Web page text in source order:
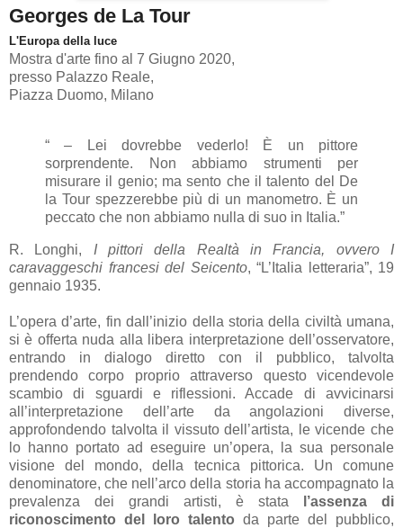
Georges de La Tour
L'Europa della luce
Mostra d'arte fino al 7 Giugno 2020,
presso Palazzo Reale,
Piazza Duomo, Milano
“ – Lei dovrebbe vederlo! È un pittore
sorprendente. Non abbiamo strumenti per
misurare il genio; ma sento che il talento del De
la Tour spezzerebbe più di un manometro. È un
peccato che non abbiamo nulla di suo in Italia.”
R. Longhi, I pittori della Realtà in Francia, ovvero I
caravaggeschi francesi del Seicento, “L’Italia letteraria”, 19
gennaio 1935.
L’opera d’arte, fin dall’inizio della storia della civiltà umana,
si è offerta nuda alla libera interpretazione dell’osservatore,
entrando in dialogo diretto con il pubblico, talvolta
prendendo corpo proprio attraverso questo vicendevole
scambio di sguardi e riflessioni. Accade di avvicinarsi
all’interpretazione dell’arte da angolazioni diverse,
approfondendo talvolta il vissuto dell’artista, le vicende che
lo hanno portato ad eseguire un’opera, la sua personale
visione del mondo, della tecnica pittorica. Un comune
denominatore, che nell’arco della storia ha accompagnato la
prevalenza dei grandi artisti, è stata
l’assenza di
riconoscimento del loro talento da parte del pubblico,